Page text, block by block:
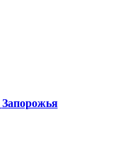
Запорожья